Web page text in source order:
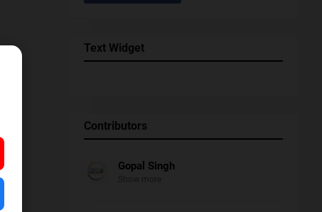
Text Widget
Contributors
Gopal Singh